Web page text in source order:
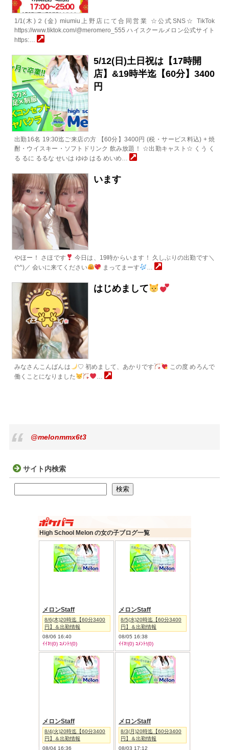
1/1(木)２(金) miumiu上野店にて合同営業 ☆公式SNS☆ TikTok
https://www.tiktok.com/@meromero_555 ハイスクールメロン公式サイト
https:…
5/12(日)土日祝は【17時開
店】&19時半迄【60分】3400
円
出勤16名 19:30迄ご来店の方 【60分】3400円 (税・サービス料込) + 焼
酎・ウイスキー・ソフトドリンク 飲み放題！ ☆出勤キャスト☆ くう く
る るに るるな せいは ゆゆ はる めいめ…
います
やほー！ さほです
今日は、19時からいます！ 久しぶりの出勤です＼
(^^)／ 会いに来てください
まってまーす …
はじめまして
みなさんこんばんは ♡ 初めまして、あかりです
この度 めろんで
働くことになりました
…
@melonmmx6t3
サイト内検索
検索